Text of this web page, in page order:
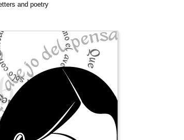
and poetry